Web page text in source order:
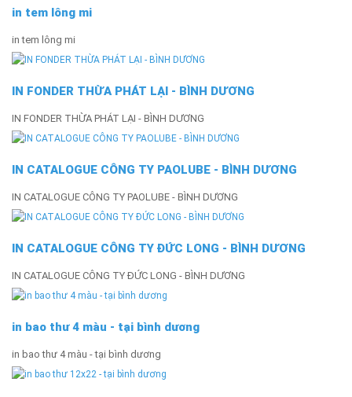
in tem lông mi
in tem lông mi
IN FONDER THỪA PHÁT LẠI - BÌNH DƯƠNG
IN FONDER THỪA PHÁT LẠI - BÌNH DƯƠNG
IN CATALOGUE CÔNG TY PAOLUBE - BÌNH DƯƠNG
IN CATALOGUE CÔNG TY PAOLUBE - BÌNH DƯƠNG
IN CATALOGUE CÔNG TY ĐỨC LONG - BÌNH DƯƠNG
IN CATALOGUE CÔNG TY ĐỨC LONG - BÌNH DƯƠNG
in bao thư 4 màu - tại bình dương
in bao thư 4 màu - tại bình dương